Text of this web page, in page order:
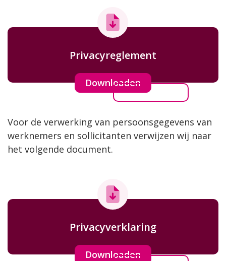
Privacyreglement
Downloaden
Voor de verwerking van persoonsgegevens van
werknemers en sollicitanten verwijzen wij naar
het volgende document.
Privacyverklaring
Downloaden